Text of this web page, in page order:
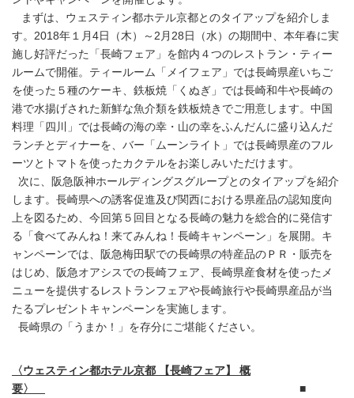
まずは、ウェスティン都ホテル京都とのタイアップを紹介しま
す。2018年１月4日（木）～2月28日（水）の期間中、本年春に実
施し好評だった「長崎フェア」を館内４つのレストラン・ティー
ルームで開催。ティールーム「メイフェア」では長崎県産いちご
を使った５種のケーキ、鉄板焼「くぬぎ」では長崎和牛や長崎の
港で水揚げされた新鮮な魚介類を鉄板焼きでご用意します。中国
料理「四川」では長崎の海の幸・山の幸をふんだんに盛り込んだ
ランチとディナーを、バー「ムーンライト」では長崎県産のフル
ーツとトマトを使ったカクテルをお楽しみいただけます。
次に、阪急阪神ホールディングスグループとのタイアップを紹介
します。長崎県への誘客促進及び関西における県産品の認知度向
上を図るため、今回第５回目となる長崎の魅力を総合的に発信す
る「食べてみんね！来てみんね！長崎キャンペーン」を展開。キ
ャンペーンでは、阪急梅田駅での長崎県の特産品のＰＲ・販売を
はじめ、阪急オアシスでの長崎フェア、長崎県産食材を使ったメ
ニューを提供するレストランフェアや長崎旅行や長崎県産品が当
たるプレゼントキャンペーンを実施します。
長崎県の「うまか！」を存分にご堪能ください。
〈ウェスティン都ホテル京都 【長崎フェア】 概
要〉
■